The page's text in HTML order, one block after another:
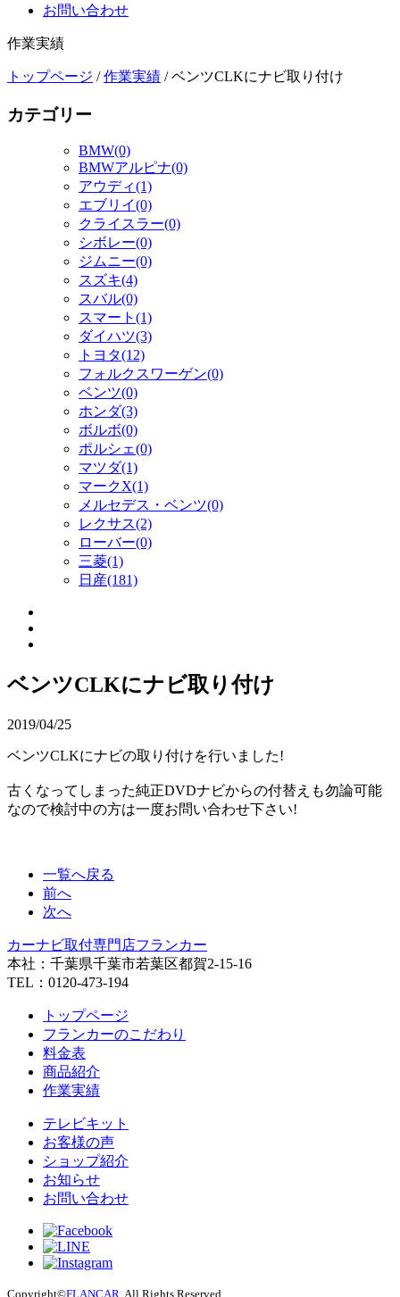
お問い合わせ
作業実績
トップページ /作業実績 /ベンツCLKにナビ取り付け
カテゴリー
BMW(0)
BMWアルピナ(0)
アウディ(1)
エブリイ(0)
クライスラー(0)
シボレー(0)
ジムニー(0)
スズキ(4)
スバル(0)
スマート(1)
ダイハツ(3)
トヨタ(12)
フォルクスワーゲン(0)
ベンツ(0)
ホンダ(3)
ボルボ(0)
ポルシェ(0)
マツダ(1)
マークX(1)
メルセデス・ベンツ(0)
レクサス(2)
ローバー(0)
三菱(1)
日産(181)
ベンツCLKにナビ取り付け
2019/04/25
ベンツCLKにナビの取り付けを行いました!
古くなってしまった純正DVDナビからの付替えも勿論可能
なので検討中の方は一度お問い合わせ下さい!
一覧へ戻る
前へ
次へ
カーナビ取付専⾨店フランカー
本社：千葉県千葉市若葉区都賀2-15-16
TEL：0120-473-194
トップページ
フランカーのこだわり
料金表
商品紹介
作業実績
テレビキット
お客様の声
ショップ紹介
お知らせ
お問い合わせ
Copyright©FLANCAR . All Rights Reserved.